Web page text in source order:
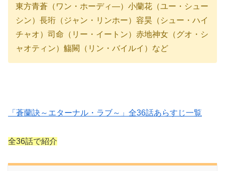
東方青蒼（ワン・ホーディ―）小蘭花（ユー・シュー
シン）長珩（ジャン・リンホー）容昊（シュー・ハイ
チャオ）司命（リー・イートン）赤地神女（グオ・シ
ャオティン）觴闕（リン・バイルイ）など
「蒼蘭訣～エターナル・ラブ～」全36話あらすじ一覧
全36話で紹介